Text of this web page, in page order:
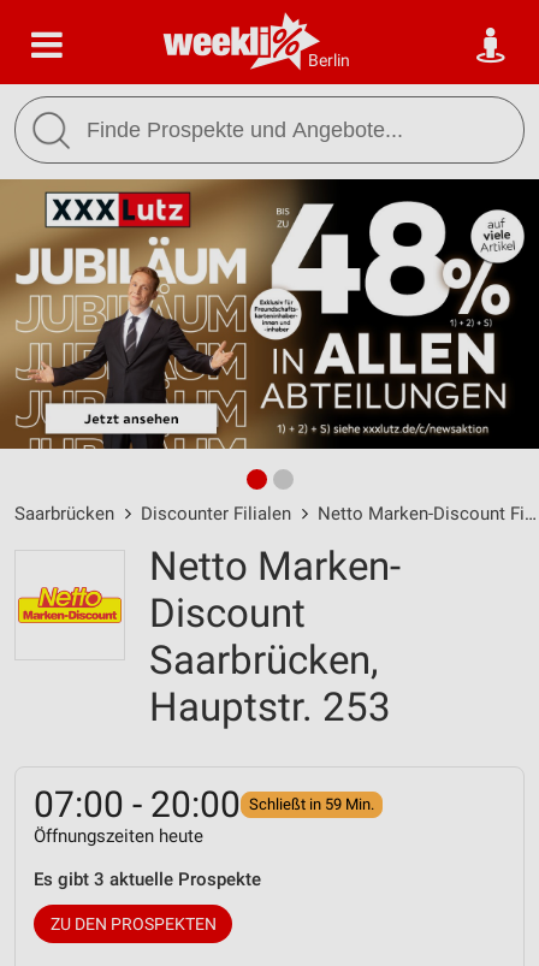
Berlin
Saarbrücken Discounter Filialen Netto Marken-Discount Filialen
Netto Marken-
Discount
Saarbrücken,
Hauptstr. 253
07:00 - 20:00 Schließt in 59 Min.
Öffnungszeiten heute
Es gibt 3 aktuelle Prospekte
ZU DEN PROSPEKTEN